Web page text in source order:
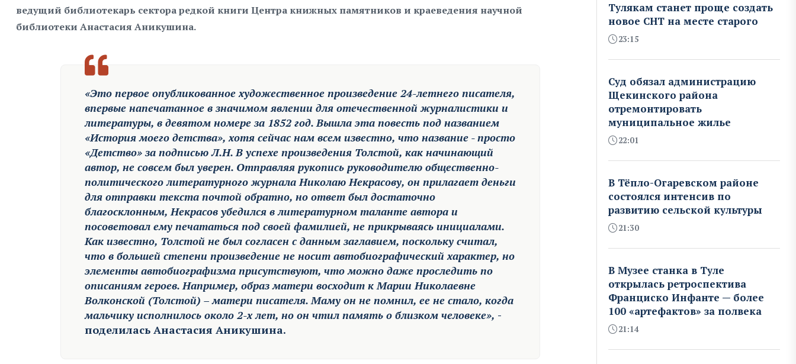
ведущий библиотекарь сектора редкой книги Центра книжных памятников и краеведения научной
библиотеки Анастасия Аникушина.
«Это первое опубликованное художественное произведение 24-летнего писателя,
впервые напечатанное в значимом явлении для отечественной журналистики и
литературы, в девятом номере за 1852 год. Вышла эта повесть под названием
«История моего детства», хотя сейчас нам всем известно, что название - просто
«Детство» за подписью Л.Н. В успехе произведения Толстой, как начинающий
автор, не совсем был уверен. Отправляя рукопись руководителю общественно-
политического литературного журнала Николаю Некрасову, он прилагает деньги
для отправки текста почтой обратно, но ответ был достаточно
благосклонным, Некрасов убедился в литературном таланте автора и
посоветовал ему печататься под своей фамилией, не прикрываясь инициалами.
Как известно, Толстой не был согласен с данным заглавием, поскольку считал,
что в большей степени произведение не носит автобиографический характер, но
элементы автобиографизма присутствуют, что можно даже проследить по
описаниям героев. Например, образ матери восходит к Марии Николаевне
Волконской (Толстой) – матери писателя. Маму он не помнил, ее не стало, когда
мальчику исполнилось около 2-х лет, но он чтил память о близком человеке», -
поделилась Анастасия Аникушина.
Тулякам станет проще создать
новое СНТ на месте старого
23:15
Суд обязал администрацию
Щекинского района
отремонтировать
муниципальное жилье
22:01
В Тёпло-Огаревском районе
состоялся интенсив по
развитию сельской культуры
21:30
В Музее станка в Туле
открылась ретроспектива
Франциско Инфанте — более
100 «артефактов» за полвека
21:14